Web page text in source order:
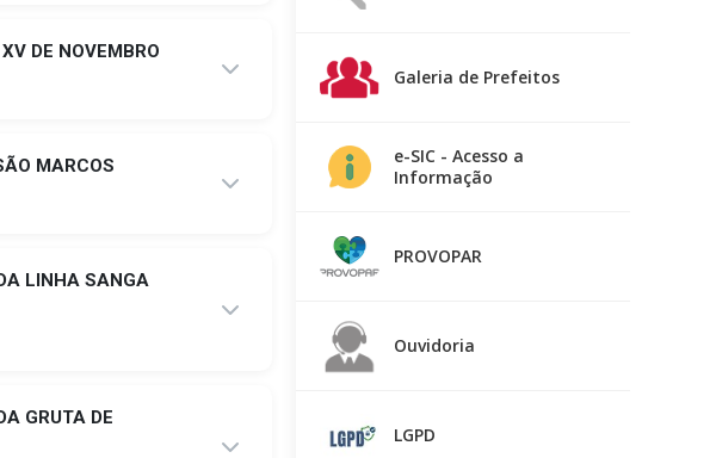
DE NOVEMBRO
MARCOS
LINHA SANGA
GRUTA DE
Galeria de Prefeitos
e-SIC - Acesso a
Informação
PROVOPAR
Ouvidoria
LGPD